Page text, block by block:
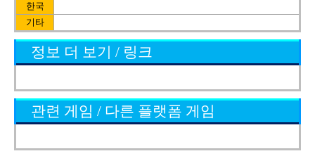
한국
기타
정보 더 보기 / 링크
관련 게임 / 다른 플랫폼 게임